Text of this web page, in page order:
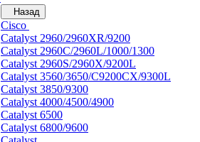
Назад
Cisco
Catalyst 2960/2960XR/9200
Catalyst 2960C/2960L/1000/1300
Catalyst 2960S/2960X/9200L
Catalyst 3560/3650/C9200CX/9300L
Catalyst 3850/9300
Catalyst 4000/4500/4900
Catalyst 6500
Catalyst 6800/9600